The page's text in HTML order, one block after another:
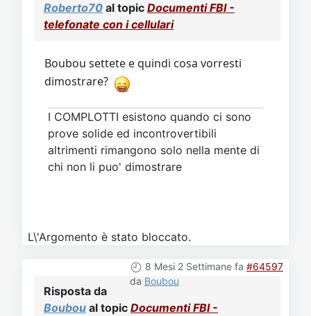
Roberto70 al topic Documenti FBI -
telefonate con i cellulari
Boubou settete e quindi cosa vorresti
dimostrare?
I COMPLOTTI esistono quando ci sono
prove solide ed incontrovertibili
altrimenti rimangono solo nella mente di
chi non li puo' dimostrare
L\'Argomento è stato bloccato.
8 Mesi 2 Settimane fa #64597
da Boubou
Risposta da
Boubou al topic Documenti FBI -